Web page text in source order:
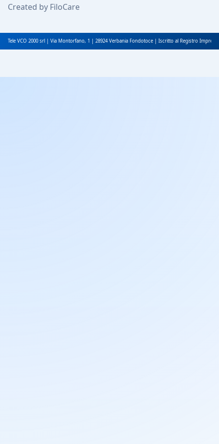
Created by FiloCare
Tele VCO 2000 srl | Via Montorfano, 1 | 28924 Verbania Fondotoce | Iscritto al Registro Imprese